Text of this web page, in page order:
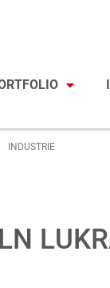
INDUSTRIE